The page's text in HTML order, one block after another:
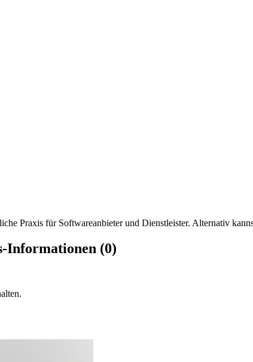
Praxis für Softwareanbieter und Dienstleister. Alternativ
Informationen (0)